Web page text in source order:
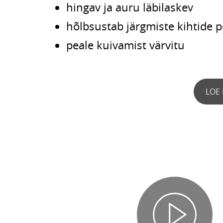
hingav ja auru läbilaskev
hõlbsustab järgmiste kihtide
peale kuivamist värvitu
LOE